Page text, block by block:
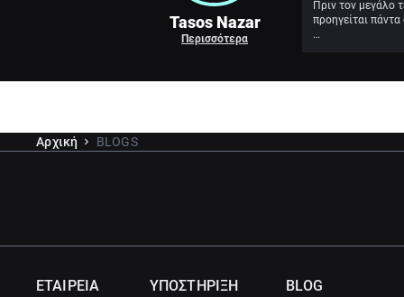
Tasos Nazar
Περισσότερα
Πριν τον μεγάλο
προηγείται
Αρχική BLOGS
ΕΤΑΙΡΕΙΑ ΥΠΟΣΤΗΡΙΞΗ BLOG